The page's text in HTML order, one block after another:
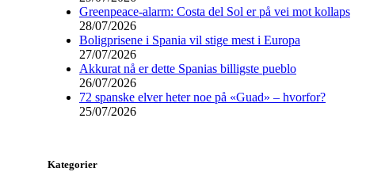
Greenpeace-alarm: Costa del Sol er på vei mot kollaps
28/07/2026
Boligprisene i Spania vil stige mest i Europa
27/07/2026
Akkurat nå er dette Spanias billigste pueblo
26/07/2026
72 spanske elver heter noe på «Guad» – hvorfor?
25/07/2026
Kategorier